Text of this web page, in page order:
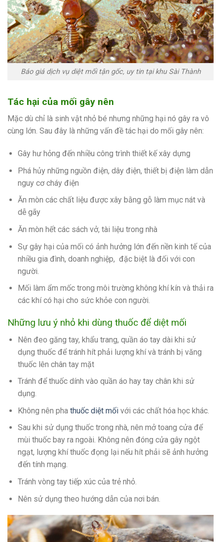
Báo giá dịch vụ diệt mối tận gốc, uy tin tại khu Sài Thành
Tác hại của mối gây nên
Mặc dù chỉ là sinh vật nhỏ bé nhưng những hại nó gây ra vô
cùng lớn. Sau đây là những vấn đề tác hại do mối gây nên:
Gây hư hỏng đến nhiều công trình thiết kế xây dựng
Phá hủy những nguồn điện, dây điện, thiết bị điện làm dẫn
nguy cơ cháy điện
Ăn mòn các chất liệu được xây bằng gỗ làm mục nát và
dễ gãy
Ăn mòn hết các sách vở, tài liệu trong nhà
Sự gây hại của mối có ảnh hưởng lớn đến nền kinh tế của
nhiều gia đình, doanh nghiệp, đặc biệt là đối với con
người.
Mối làm ẩm mốc trong môi trường không khí kín và thải ra
các khí có hại cho sức khỏe con người.
Những lưu ý nhỏ khi dùng thuốc để diệt mối
Nên đeo găng tay, khẩu trang, quần áo tay dài khi sử
dụng thuốc để tránh hít phải lượng khí và tránh bị văng
thuốc lên chân tay mặt
Tránh để thuốc dính vào quần áo hay tay chân khi sử
dụng.
Không nên pha thuốc diệt mốivới các chất hóa học khác.
Sau khi sử dụng thuốc trong nhà, nên mở toang cửa để
mùi thuốc bay ra ngoài. Không nên đóng cửa gây ngột
ngạt, lượng khí thuốc đọng lại nếu hít phải sẽ ảnh hưởng
đến tính mạng.
Tránh vòng tay tiếp xúc của trẻ nhỏ.
Nên sử dụng theo hướng dẫn của nơi bán.